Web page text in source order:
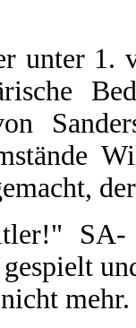
unter 1.
SA-
mehr.